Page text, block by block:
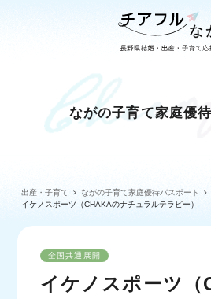
ながの子育て家庭優
出産・子育て
ながの子育て家庭優待パスポート
イケノスポーツ（CHAKAのナチュラルテラピー）
全国共通展開
イケノスポーツ（